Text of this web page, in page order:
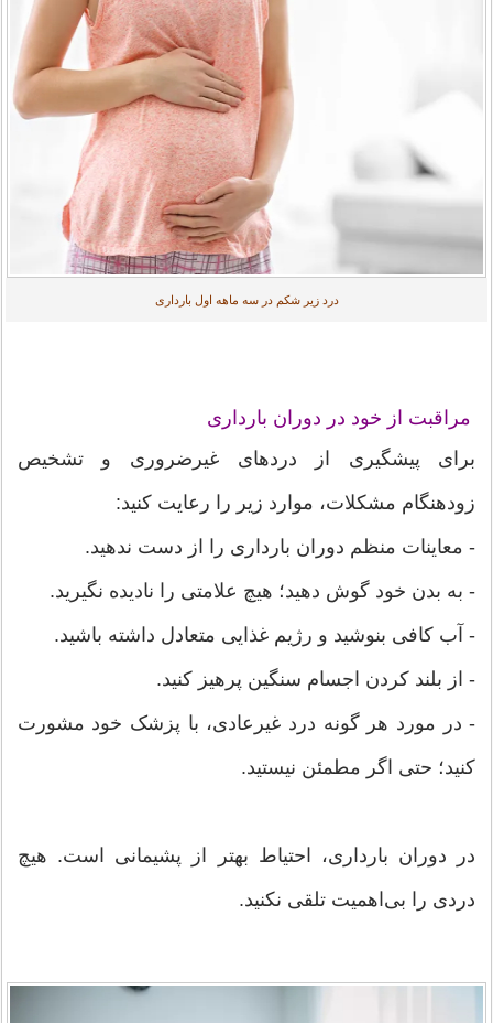
درد زیر شکم در سه ماهه اول بارداری
مراقبت از خود در دوران بارداری
برای پیشگیری از دردهای غیرضروری و تشخیص
زودهنگام مشکلات، موارد زیر را رعایت کنید:
- معاینات منظم دوران بارداری را از دست ندهید.
- به بدن خود گوش دهید؛ هیچ علامتی را نادیده نگیرید.
- آب کافی بنوشید و رژیم غذایی متعادل داشته باشید.
- از بلند کردن اجسام سنگین پرهیز کنید.
- در مورد هر گونه درد غیرعادی، با پزشک خود مشورت
کنید؛ حتی اگر مطمئن نیستید.
در دوران بارداری، احتیاط بهتر از پشیمانی است. هیچ
دردی را بی‌اهمیت تلقی نکنید.